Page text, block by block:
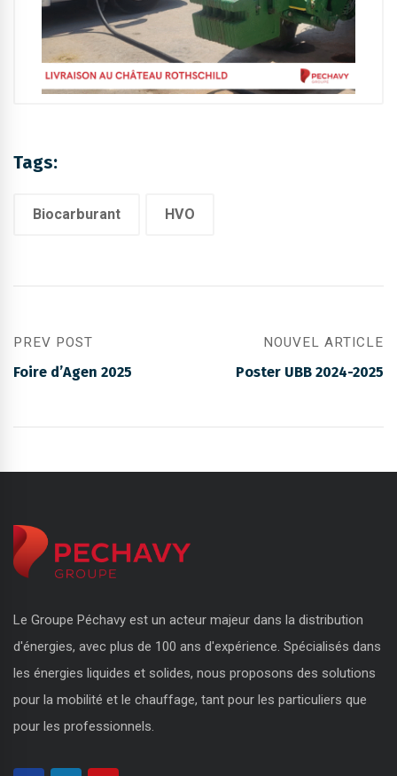
Tags:
Biocarburant HVO
PREV POST
Foire d’Agen 2025
NOUVEL ARTICLE
Poster UBB 2024-2025
Le Groupe Péchavy est un acteur majeur dans la distribution
d'énergies, avec plus de 100 ans d'expérience. Spécialisés dans
les énergies liquides et solides, nous proposons des solutions
pour la mobilité et le chauffage, tant pour les particuliers que
pour les professionnels.